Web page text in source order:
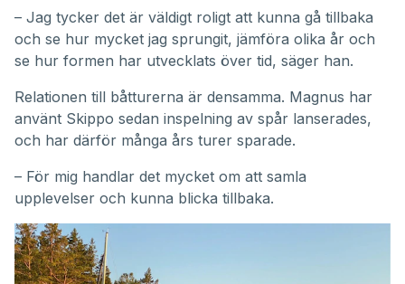
– Jag tycker det är väldigt roligt att kunna gå tillbaka
och se hur mycket jag sprungit, jämföra olika år och
se hur formen har utvecklats över tid, säger han.
Relationen till båtturerna är densamma. Magnus har
använt Skippo sedan inspelning av spår lanserades,
och har därför många års turer sparade.
– För mig handlar det mycket om att samla
upplevelser och kunna blicka tillbaka.